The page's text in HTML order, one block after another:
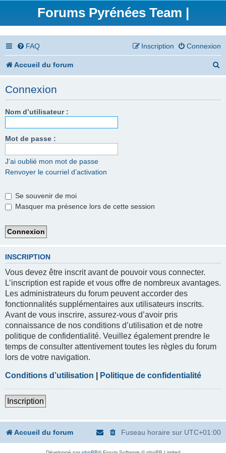
Forums Pyrénées Team |
FAQ Connexion
Inscription
Accueil du forum
Connexion
Nom d’utilisateur :
Mot de passe :
J’ai oublié mon mot de passe
Renvoyer le courriel d’activation
Se souvenir de moi
Masquer ma présence lors de cette session
INSCRIPTION
Vous devez être inscrit avant de pouvoir vous connecter.
L’inscription est rapide et vous offre de nombreux avantages.
Les administrateurs du forum peuvent accorder des
fonctionnalités supplémentaires aux utilisateurs inscrits.
Avant de vous inscrire, assurez-vous d’avoir pris
connaissance de nos conditions d’utilisation et de notre
politique de confidentialité. Veuillez également prendre le
temps de consulter attentivement toutes les règles du forum
lors de votre navigation.
Conditions d’utilisation Politique de confidentialité
Inscription
Accueil du forum Fuseau horaire sur UTC+01:00